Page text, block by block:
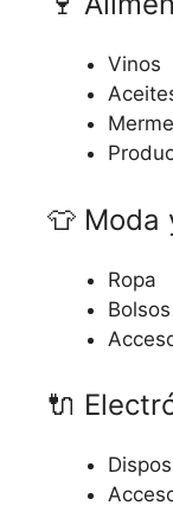
Vinos
👕 Moda
Ropa
Bolsos
🔌